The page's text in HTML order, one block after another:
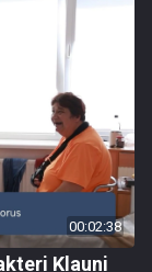
00:02:38
Klauni